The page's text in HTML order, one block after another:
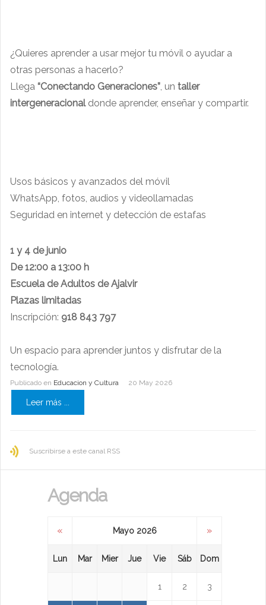
¿Quieres aprender a usar mejor tu móvil o ayudar a
otras personas a hacerlo?
Llega “Conectando Generaciones”, un taller
intergeneracionaldonde aprender, enseñar y compartir.
Usos básicos y avanzados del móvil
WhatsApp, fotos, audios y videollamadas
Seguridad en internet y detección de estafas
1 y 4 de junio
De 12:00 a 13:00 h
Escuela de Adultos de Ajalvir
Plazas limitadas
Inscripción: 918 843 797
Un espacio para aprender juntos y disfrutar de la
tecnología.
Publicado en Educacion y Cultura 20 May 2026
Leer más ...
Suscribirse a este canal RSS
Agenda
« Mayo 2026 »
Lun Mar Mier Jue Vie Sáb Dom
1 2 3